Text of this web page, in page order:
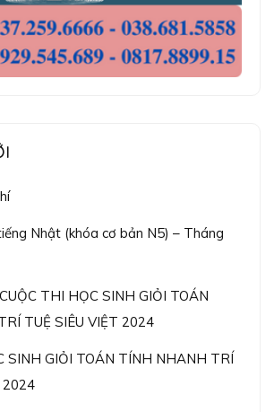
Nhật (khóa cơ bản N5) – Tháng
THI HỌC SINH GIỎI TOÁN
TUỆ SIÊU VIỆT 2024
SINH GIỎI TOÁN TÍNH NHANH TRÍ
2024